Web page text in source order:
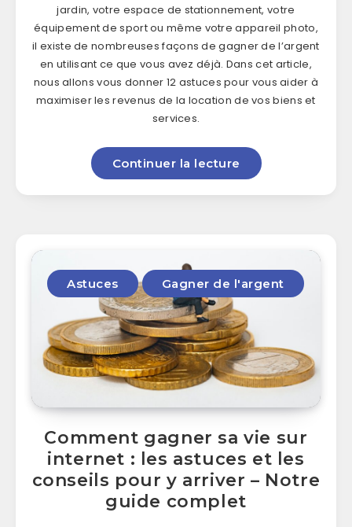
jardin, votre espace de stationnement, votre
équipement de sport ou même votre appareil photo,
il existe de nombreuses façons de gagner de l’argent
en utilisant ce que vous avez déjà. Dans cet article,
nous allons vous donner 12 astuces pour vous aider à
maximiser les revenus de la location de vos biens et
services.
Continuer la lecture
Astuces Gagner de l'argent
Comment gagner sa vie sur
internet : les astuces et les
conseils pour y arriver – Notre
guide complet